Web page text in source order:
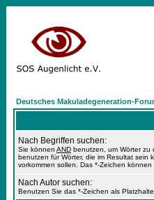
Deutsches Makuladegeneration-
Nach Begriffen suchen:
Sie können AND benutzen, um Wörter zu
benutzen für Wörter, die im Resultat sein
vorkommen sollen. Das *-Zeichen
Nach Autor suchen:
Benutzen Sie das *-Zeichen als